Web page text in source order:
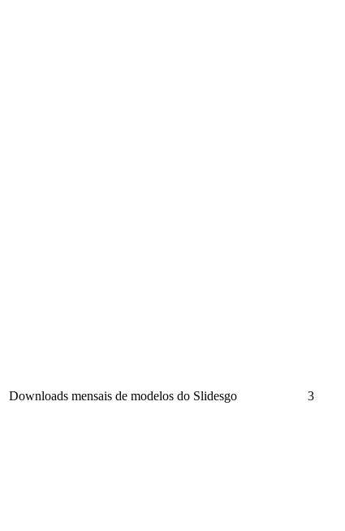
Downloads mensais de modelos do Slidesgo 3